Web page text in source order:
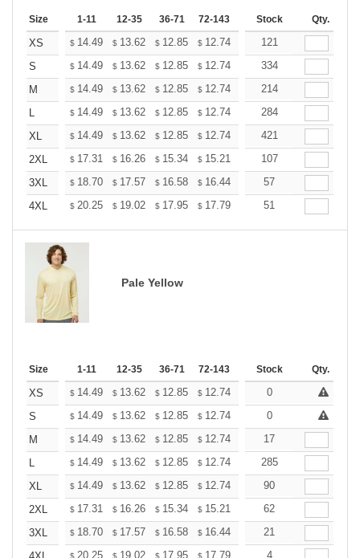
Size 1-11 12-35 36-71 72-143 144-287 288 + More
Stock Qty.
XS $ 14.49 $ 13.62 $ 12.85 $ 12.74 12.52
121
S
$ 14.49 $ 13.62 $ 12.85 $ 12.74 12.52
334
M
$ 14.49 $ 13.62 $ 12.85 $ 12.74 12.52
214
L
$ 14.49 $ 13.62 $ 12.85 $ 12.74 12.52
284
XL
$ 14.49 $ 13.62 $ 12.85 $ 12.74 12.52
421
2XL
$ 17.31 $ 16.26 $ 15.34 $ 15.21 14.95
107
3XL
$ 18.70 $ 17.57 $ 16.58 $ 16.44 16.15
57
4XL
$ 20.25 $ 19.02 $ 17.95 $ 17.79 17.49
51
Pale Yellow
Size 1-11 12-35 36-71 72-143 144-287 288 + More
Stock Qty.
XS $ 14.49 $ 13.62 $ 12.85 $ 12.74 12.52
0
S
$ 14.49 $ 13.62 $ 12.85 $ 12.74 12.52
0
M
$ 14.49 $ 13.62 $ 12.85 $ 12.74 12.52
17
L
$ 14.49 $ 13.62 $ 12.85 $ 12.74 12.52
285
XL
$ 14.49 $ 13.62 $ 12.85 $ 12.74 12.52
90
2XL
$ 17.31 $ 16.26 $ 15.34 $ 15.21 14.95
62
3XL
$ 18.70 $ 17.57 $ 16.58 $ 16.44 16.15
21
$ 20.25 $ 19.02 $ 17.95 $ 17.79 17.49
4